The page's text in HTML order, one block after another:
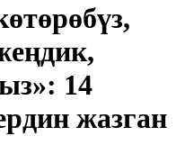
14
жазган